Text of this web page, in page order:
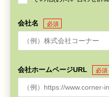
会社名 必須
会社ホームページURL 必須